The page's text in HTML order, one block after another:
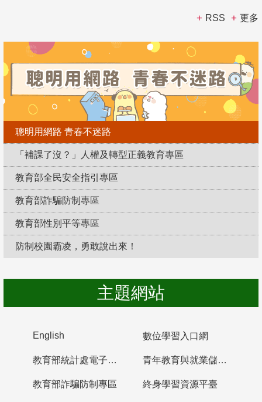
RSS 更多
聰明用網路 青春不迷路
「補課了沒？」人權及轉型正義教育專區
教育部全民安全指引專區
教育部詐騙防制專區
教育部性別平等專區
防制校園霸凌，勇敢說出來！
主題網站
English 數位學習入口網
教育部統計處電子書櫃 青年教育與就業儲蓄帳戶
教育部詐騙防制專區 終身學習資源平臺